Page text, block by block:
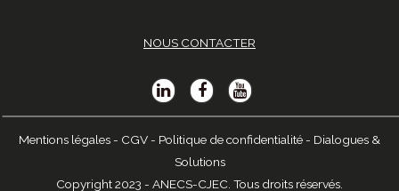
NOUS CONTACTER
Mentions légales - CGV - Politique de confidentialité - Dialogues &
Solutions
Copyright 2023 - ANECS-CJEC. Tous droits réservés.